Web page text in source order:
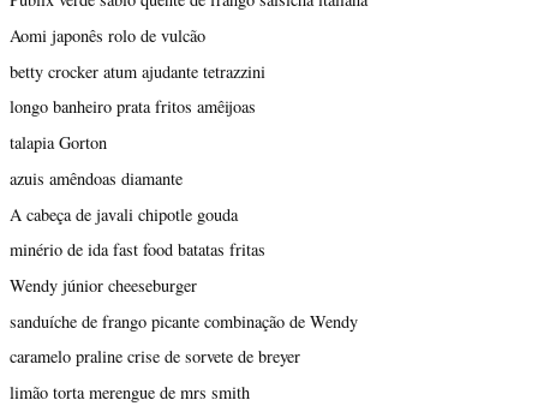
Aomi japonês rolo de vulcão
betty crocker atum ajudante tetrazzini
longo banheiro prata fritos amêijoas
talapia Gorton
azuis amêndoas diamante
A cabeça de javali chipotle gouda
minério de ida fast food batatas fritas
Wendy júnior cheeseburger
sanduíche de frango picante combinação de Wendy
caramelo praline crise de sorvete de breyer
limão torta merengue de mrs smith